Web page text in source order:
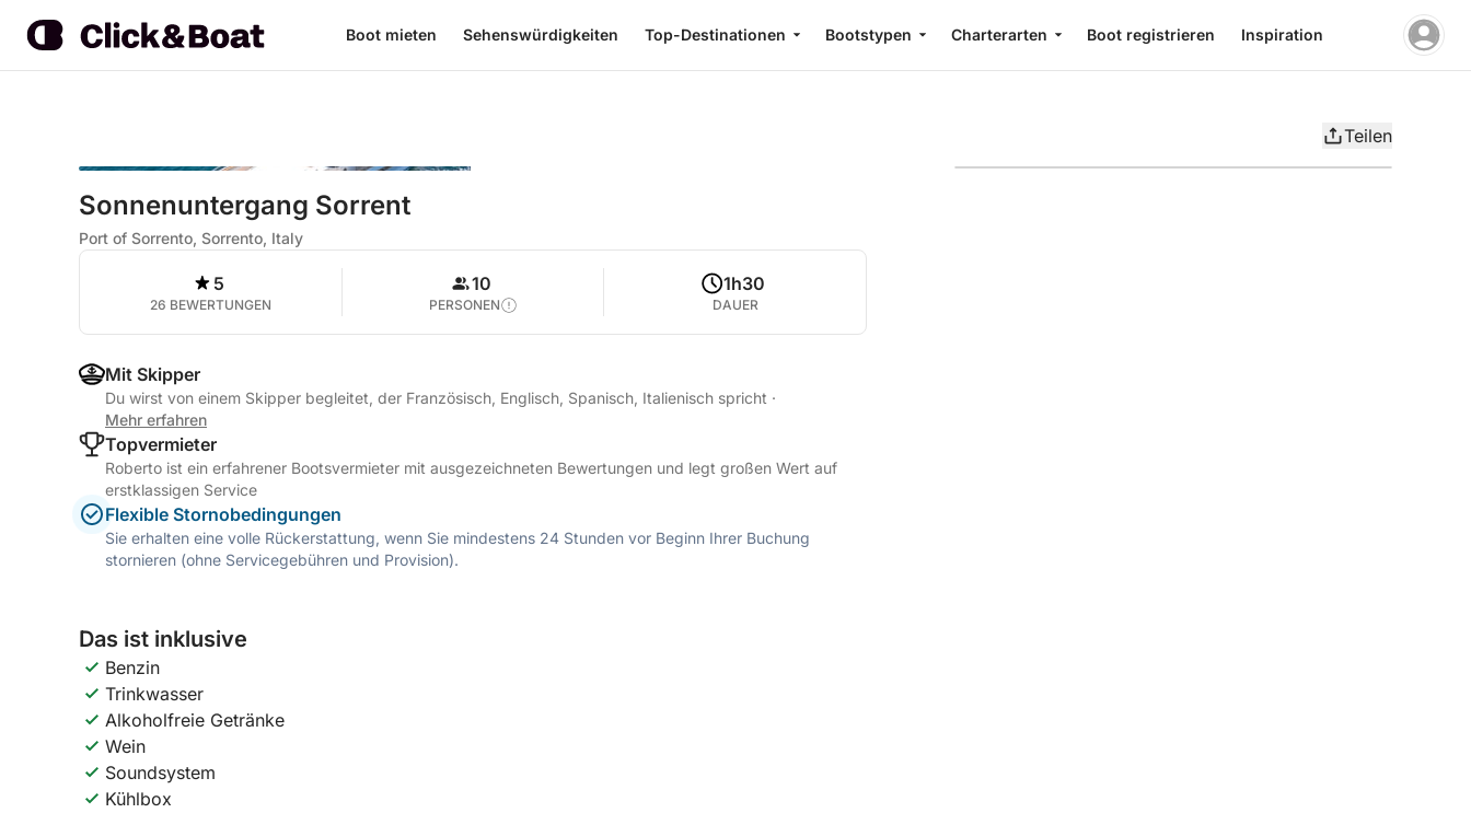
Boot mieten Sehenswürdigkeiten Top-Destinationen Bootstypen Charterarten Boot registrieren Inspiration
Teilen
Sonnenuntergang Sorrent
Port of Sorrento, Sorrento, Italy
5
26 BEWERTUNGEN
10
PERSONEN
1h30
DAUER
Mit Skipper
Du wirst von einem Skipper begleitet, der Französisch, Englisch, Spanisch, Italienisch spricht ·
Mehr erfahren
Topvermieter
Roberto ist ein erfahrener Bootsvermieter mit ausgezeichneten Bewertungen und legt großen Wert auf
erstklassigen Service
Flexible Stornobedingungen
Sie erhalten eine volle Rückerstattung, wenn Sie mindestens 24 Stunden vor Beginn Ihrer Buchung
stornieren (ohne Servicegebühren und Provision).
Das ist inklusive
Benzin
Trinkwasser
Alkoholfreie Getränke
Wein
Soundsystem
Kühlbox